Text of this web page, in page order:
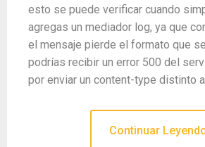
esto se puede verificar cuando
agregas un mediador log, ya que
el mensaje pierde el formato que
podrías recibir un error 500 del
por enviar un content-type distinto
Continuar